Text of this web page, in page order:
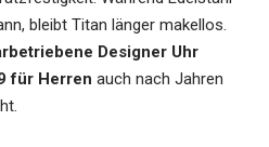
bleibt Titan länger makellos.
Designer Uhr
für Herren auch nach Jahren